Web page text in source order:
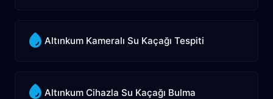
Altınkum Kameralı Su Kaçağı Tespiti
Altınkum Cihazla Su Kaçağı Bulma